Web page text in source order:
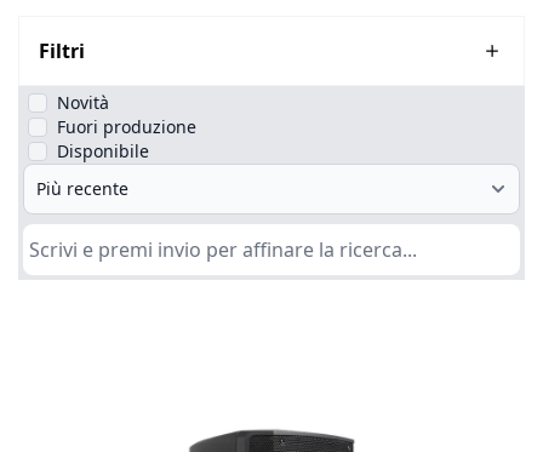
Filtri
Novità
Fuori produzione
Disponibile